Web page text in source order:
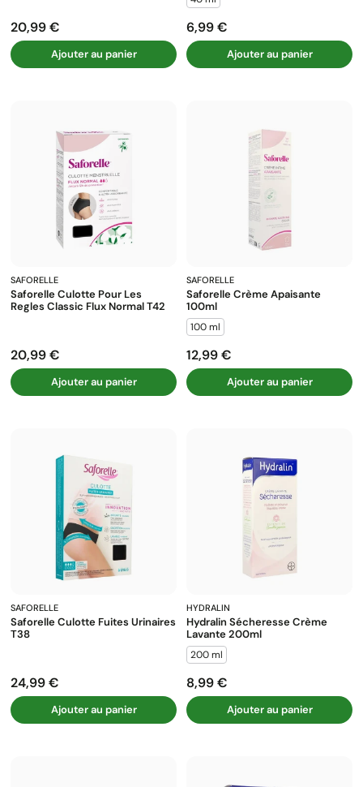
Prix
20,99 €
Ajouter au panier
Prix
6,99 €
Ajouter au panier
SAFORELLE
Saforelle Culotte Pour Les
Regles Classic Flux Normal T42
Prix
20,99 €
Ajouter au panier
SAFORELLE
Saforelle Crème Apaisante
100ml
100 ml
Prix
12,99 €
Ajouter au panier
SAFORELLE
Saforelle Culotte Fuites Urinaires
T38
Prix
24,99 €
Ajouter au panier
HYDRALIN
Hydralin Sécheresse Crème
Lavante 200ml
200 ml
Prix
8,99 €
Ajouter au panier